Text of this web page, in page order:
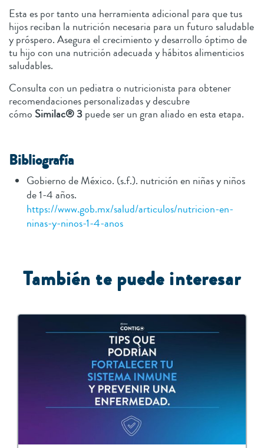
Esta es por tanto una herramienta adicional para que tus
hijos reciban la nutrición necesaria para un futuro saludable
y próspero. Asegura el crecimiento y desarrollo óptimo de
tu hijo con una nutrición adecuada y hábitos alimenticios
saludables.
Consulta con un pediatra o nutricionista para obtener
recomendaciones personalizadas y descubre
cómo Similac® 3puede ser un gran aliado en esta etapa.
Bibliografía
Gobierno de México. (s.f.). nutrición en niñas y niños
de 1-4 años.
https://www.gob.mx/salud/articulos/nutricion-en-
ninas-y-ninos-1-4-anos
También te puede interesar